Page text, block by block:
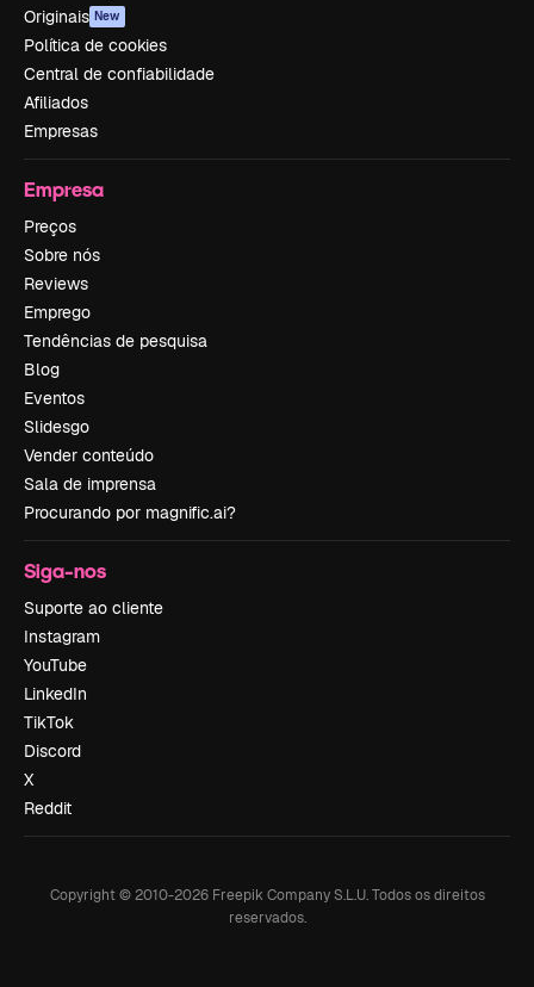
Originais New
Política de cookies
Central de confiabilidade
Afiliados
Empresas
Empresa
Preços
Sobre nós
Reviews
Emprego
Tendências de pesquisa
Blog
Eventos
Slidesgo
Vender conteúdo
Sala de imprensa
Procurando por magnific.ai?
Siga-nos
Suporte ao cliente
Instagram
YouTube
LinkedIn
TikTok
Discord
X
Reddit
Copyright © 2010-2026Freepik Company S.L.U. Todos os direitos
reservados.